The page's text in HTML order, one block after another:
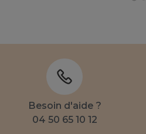
Besoin d'aide ?
04 50 65 10 12